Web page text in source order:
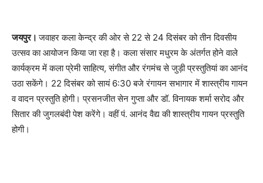
जयपुर।जवाहर कला केन्द्र की ओर से 22 से 24 दिसंबर को तीन दिवसीय
उत्सव का आयोजन किया जा रहा है। कला संसार मधुरम के अंतर्गत होने वाले
कार्यक्रम में कला प्रेमी साहित्य, संगीत और रंगमंच से जुड़ी प्रस्तुतियां का आनंद
उठा सकेंगे। 22 दिसंबर को सायं 6:30 बजे रंगायन सभागार में शास्त्रीय गायन
व वादन प्रस्तुति होगी। प्रसनजीत सेन गुप्ता और डॉ. विनायक शर्मा सरोद और
सितार की जुगलबंदी पेश करेंगे। वहीं पं. आनंद वैद्य की शास्त्रीय गायन प्रस्तुति
होगी।